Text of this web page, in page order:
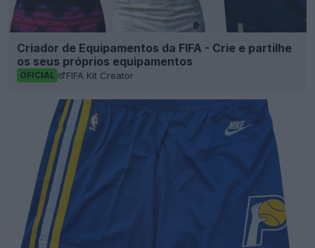
Criador de Equipamentos da FIFA - Crie e partilhe
os seus próprios equipamentos
OFICIAL FIFA Kit Creator